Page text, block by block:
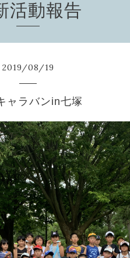
活動報告
2019/08/19
ャラバンin七塚